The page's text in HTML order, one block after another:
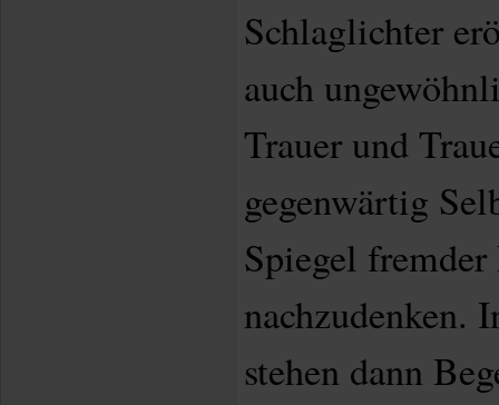
Schlaglichter
auch
Trauer und
gegenwärtig
Spiegel
nachzudenken.
stehen dann